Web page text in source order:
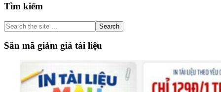
Primary
Sidebar
Tìm kiếm
Search
the
site
...
Săn mã giảm giá tài liệu